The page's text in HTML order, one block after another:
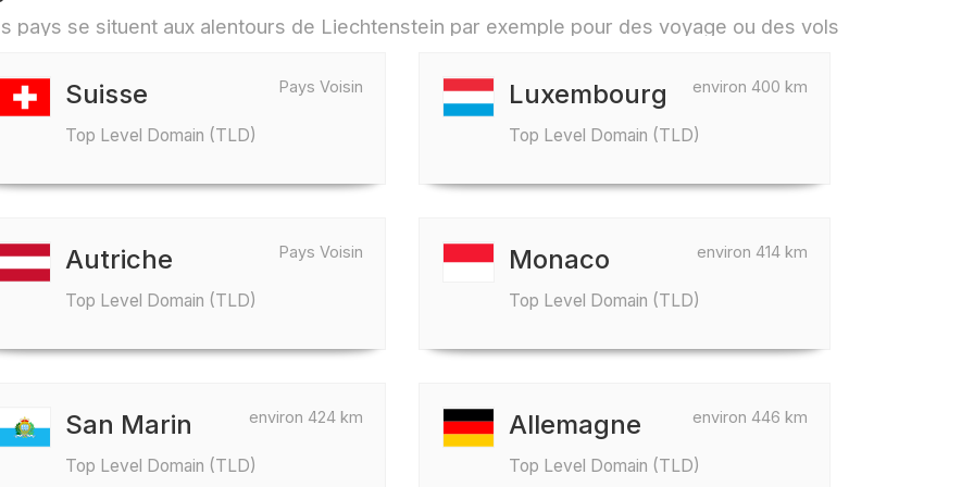
pays se situent aux alentours de Liechtenstein par exemple pour des voyage ou des vols
Pays Voisin
Suisse
Top Level Domain (TLD)
environ 400 km
Luxembourg
Top Level Domain (TLD)
Pays Voisin
Autriche
Top Level Domain (TLD)
environ 414 km
Monaco
Top Level Domain (TLD)
environ 424 km
San Marin
Top Level Domain (TLD)
environ 446 km
Allemagne
Top Level Domain (TLD)